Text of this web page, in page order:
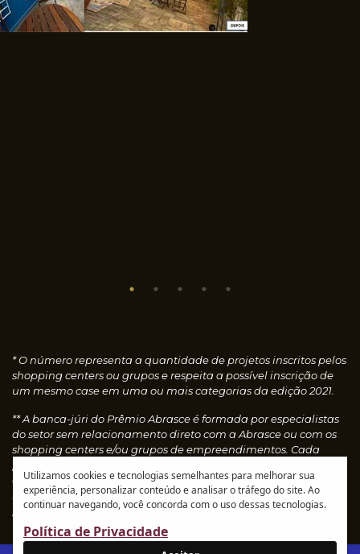
* O número representa a quantidade de projetos inscritos pelos
shopping centers ou grupos e respeita a possível inscrição de
um mesmo case em uma ou mais categorias da edição 2021.
** A banca-júri do Prêmio Abrasce é formada por especialistas
do setor sem relacionamento direto com a Abrasce ou com os
shopping centers e/ou grupos de empreendimentos. Cada
concedendo notas, que são calculadas automaticamente e
resultam nos vencedores de cada categoria.Leia o
regulamento
Utilizamos cookies e tecnologias semelhantes para melhorar sua
experiência, personalizar conteúdo e analisar o tráfego do site. Ao
continuar navegando, você concorda com o uso dessas tecnologias.
Política de Privacidade